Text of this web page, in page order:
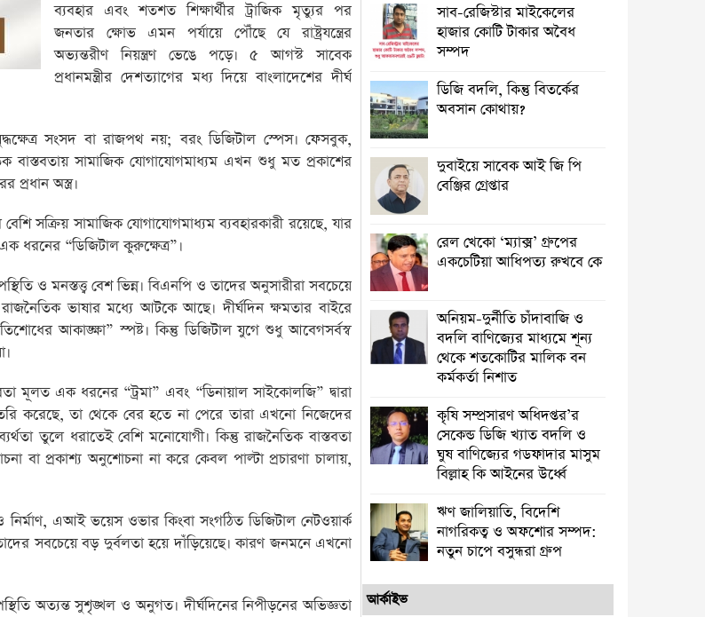
ব্যবহার এবং শতশত শিক্ষার্থীর ট্রাজিক মৃত্যুর পর
জনতার ক্ষোভ এমন পর্যায়ে পৌঁছে যে রাষ্ট্রযন্ত্রের
অভ্যন্তরীণ নিয়ন্ত্রণ ভেঙে পড়ে। ৫ আগস্ট সাবেক
প্রধানমন্ত্রীর দেশত্যাগের মধ্য দিয়ে বাংলাদেশের দীর্ঘ
সংসদ বা রাজপথ নয়; বরং ডিজিটাল স্পেস। ফেসবুক,
বাস্তবতায় সামাজিক যোগাযোগমাধ্যম এখন শুধু মত প্রকাশের
প্রধান অস্ত্র।
সক্রিয় সামাজিক যোগাযোগমাধ্যম ব্যবহারকারী রয়েছে, যার
“ডিজিটাল কুরুক্ষেত্র”।
ও মনস্তত্ত্ব বেশ ভিন্ন। বিএনপি ও তাদের অনুসারীরা সবচেয়ে
ভাষার মধ্যে আটকে আছে। দীর্ঘদিন ক্ষমতার বাইরে
আকাঙ্ক্ষা” স্পষ্ট। কিন্তু ডিজিটাল যুগে শুধু আবেগসর্বস্ব
মূলত এক ধরনের “ট্রমা” এবং “ডিনায়াল সাইকোলজি” দ্বারা
করেছে, তা থেকে বের হতে না পেরে তারা এখনো নিজেদের
তুলে ধরাতেই বেশি মনোযোগী। কিন্তু রাজনৈতিক বাস্তবতা
প্রকাশ্য অনুশোচনা না করে কেবল পাল্টা প্রচারণা চালায়,
নির্মাণ, এআই ভয়েস ওভার কিংবা সংগঠিত ডিজিটাল নেটওয়ার্ক
তাদের সবচেয়ে বড় দুর্বলতা হয়ে দাঁড়িয়েছে। কারণ জনমনে এখনো
অত্যন্ত সুশৃঙ্খল ও অনুগত। দীর্ঘদিনের নিপীড়নের অভিজ্ঞতা
সাব-রেজিস্টার মাইকেলের
হাজার কোটি টাকার অবৈধ
সম্পদ
ডিজি বদলি, কিন্তু বিতর্কের
অবসান কোথায়?
দুবাইয়ে সাবেক আই জি পি
বেঞ্জির গ্রেপ্তার
রেল খেকো ‘ম্যাক্স’ গ্রুপের
একচেটিয়া আধিপত্য রুখবে কে
অনিয়ম-দুর্নীতি চাঁদাবাজি ও
বদলি বাণিজ্যের মাধ্যমে শূন্য
থেকে শতকোটির মালিক বন
কর্মকর্তা নিশাত
কৃষি সম্প্রসারণ অধিদপ্তর’র
সেকেন্ড ডিজি খ্যাত বদলি ও
ঘুষ বাণিজ্যের গডফাদার মাসুম
বিল্লাহ কি আইনের উর্ধ্বে
ঋণ জালিয়াতি, বিদেশি
নাগরিকত্ব ও অফশোর সম্পদ:
নতুন চাপে বসুন্ধরা গ্রুপ
আর্কাইভ